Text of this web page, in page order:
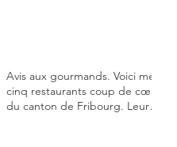
Avis aux gourmands. Voici mes
cinq restaurants coup de cœur
du canton de Fribourg. Leurs